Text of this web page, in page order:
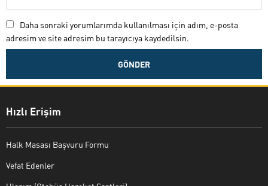
Daha sonraki yorumlarımda kullanılması için adım, e-posta
adresim ve site adresim bu tarayıcıya kaydedilsin.
Hızlı Erişim
Halk Masası Başvuru Formu
Vefat Edenler